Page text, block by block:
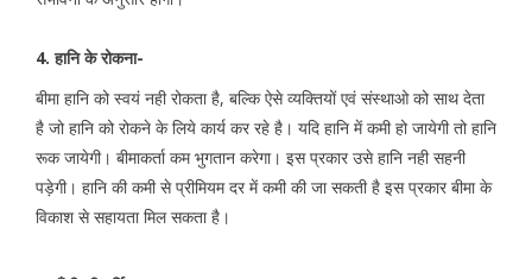
4. हानि के रोकना-
बीमा हानि को स्वयं नही रोकता है, बल्कि ऐसे व्यक्तियों एवं संस्थाओ को साथ देता
है जो हानि को रोकने के लिये कार्य कर रहे है। यदि हानि में कमी हो जायेगी तो हानि
रूक जायेगी। बीमाकर्ता कम भुगतान करेगा। इस प्रकार उसे हानि नही सहनी
पड़ेगी। हानि की कमी से प्रीमियम दर में कमी की जा सकती है इस प्रकार बीमा के
विकाश से सहायता मिल सकता है।